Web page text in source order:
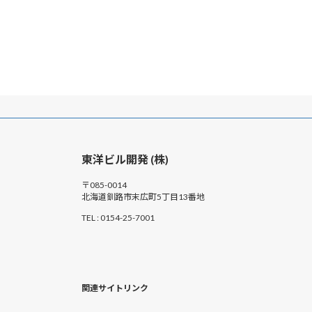
東洋ビル開発 (株)
〒085-0014
北海道釧路市末広町5丁目13番地
TEL : 0154-25-7001
関連サイトリンク